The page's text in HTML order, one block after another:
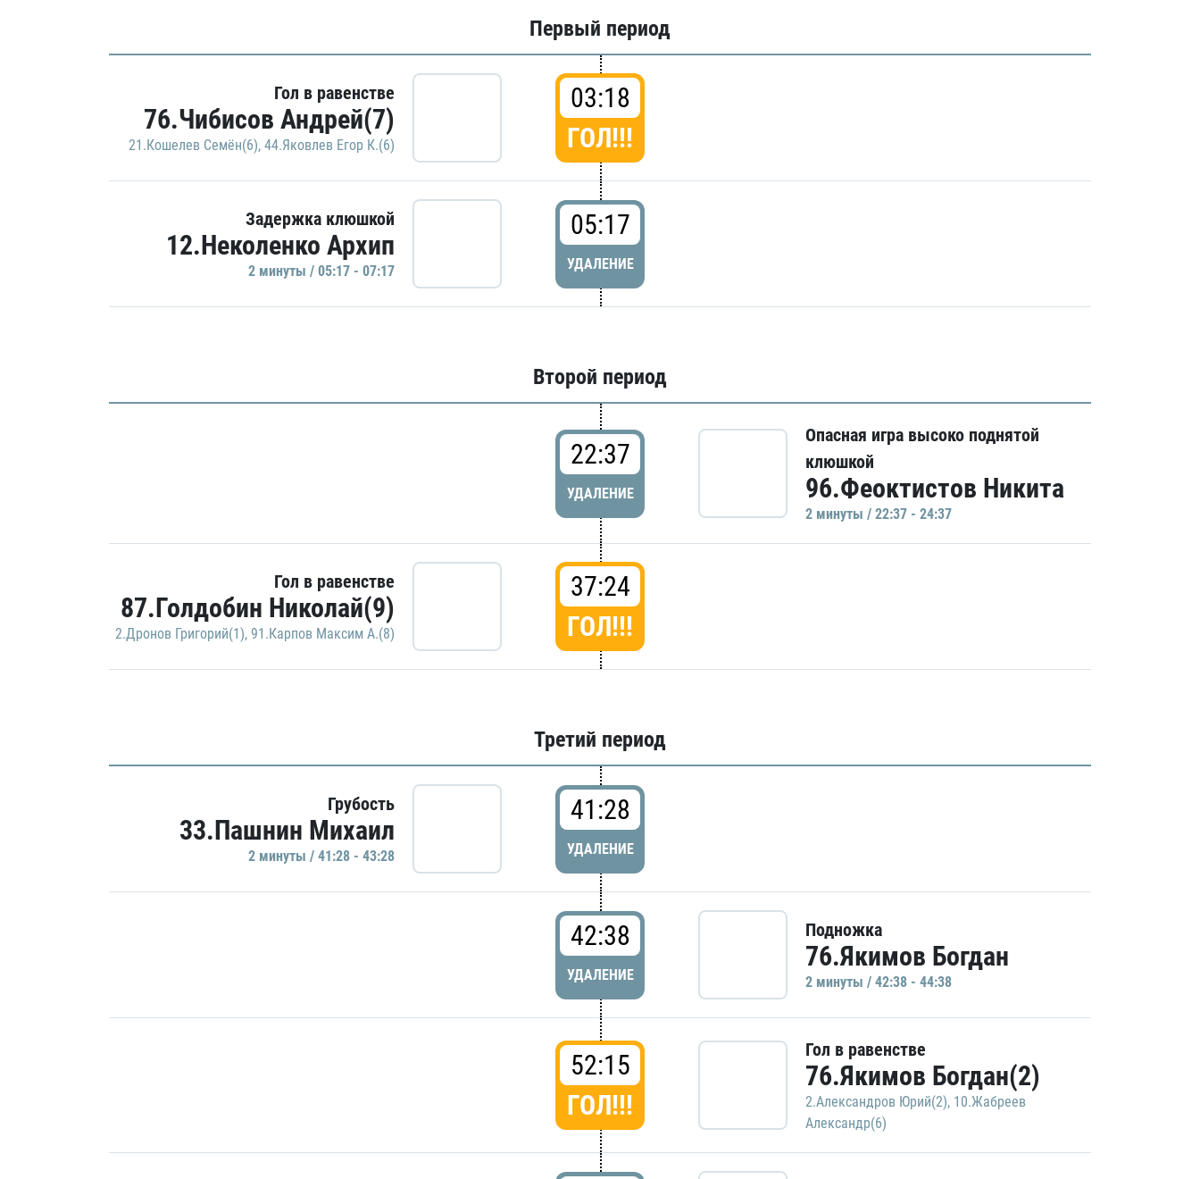
Первый период
Гол в равенстве
76.Чибисов Андрей(7)
21.Кошелев Семён(6), 44.Яковлев Егор К.(6)
03:18
ГОЛ!!!
Задержка клюшкой
12.Неколенко Архип
2 минуты / 05:17 - 07:17
05:17
УДАЛЕНИЕ
Второй период
22:37
УДАЛЕНИЕ
Опасная игра высоко поднятой
клюшкой
96.Феоктистов Никита
2 минуты / 22:37 - 24:37
Гол в равенстве
87.Голдобин Николай(9)
2.Дронов Григорий(1), 91.Карпов Максим А.(8)
37:24
ГОЛ!!!
Третий период
Грубость
33.Пашнин Михаил
2 минуты / 41:28 - 43:28
41:28
УДАЛЕНИЕ
42:38
УДАЛЕНИЕ
Подножка
76.Якимов Богдан
2 минуты / 42:38 - 44:38
52:15
ГОЛ!!!
Гол в равенстве
76.Якимов Богдан(2)
2.Александров Юрий(2), 10.Жабреев
Александр(6)